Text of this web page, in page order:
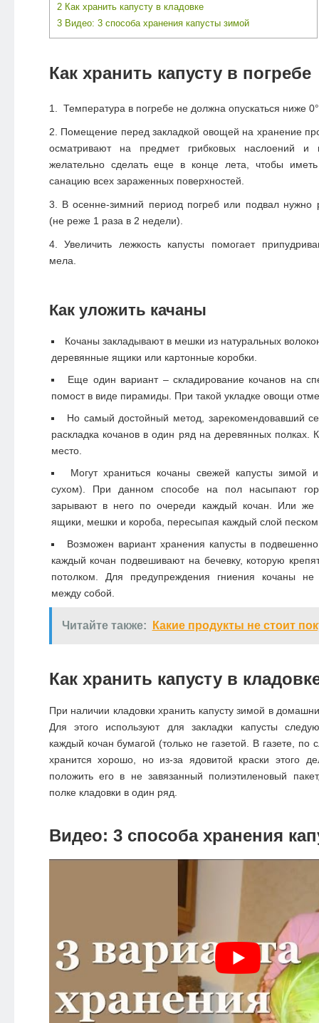
2Как хранить капусту в кладовке
3Видео: 3 способа хранения капусты зимой
Как хранить капусту в погребе
Температура в погребе не должна опускаться ниже
Помещение перед закладкой овощей на хранение
осматривают на предмет грибковых наслоений и
желательно сделать еще в конце лета, чтобы иметь
санацию всех зараженных поверхностей.
В осенне-зимний период погреб или подвал нужно
(не реже 1 раза в 2 недели).
Увеличить лежкость капусты помогает
мела.
Как уложить качаны
Кочаны закладывают в мешки из натуральных
деревянные ящики или картонные коробки.
Еще один вариант – складирование кочанов на
помост в виде пирамиды. При такой укладке овощи
Но самый достойный метод, зарекомендовавший
раскладка кочанов в один ряд на деревянных полках.
место.
Могут храниться кочаны свежей капусты зимой
сухом). При данном способе на пол насыпают
зарывают в него по очереди каждый кочан. Или же
ящики, мешки и короба, пересыпая каждый слой
Возможен вариант хранения капусты в
каждый кочан подвешивают на бечевку, которую
потолком. Для предупреждения гниения кочаны не
между собой.
Читайте также: Какие продукты не стоит
Как хранить капусту в
При наличии кладовки хранить капусту зимой в
Для этого используют для закладки капусты
каждый кочан бумагой (только не газетой. В газете, по
хранится хорошо, но из-за ядовитой краски этого
положить его в не завязанный полиэтиленовый
полке кладовки в один ряд.
Видео: 3 способа хранения